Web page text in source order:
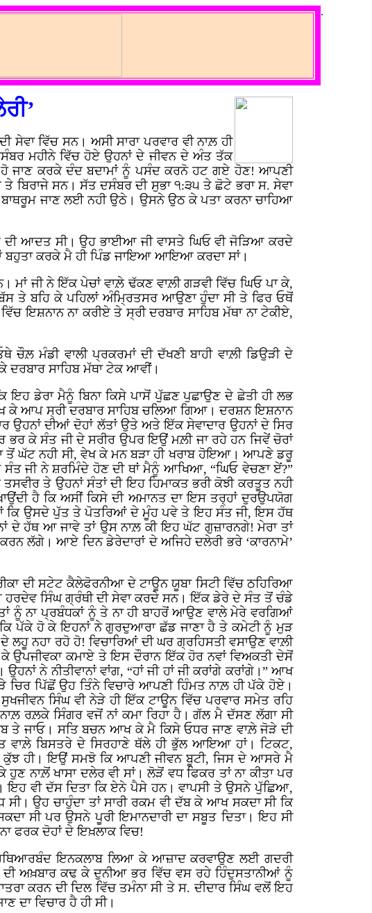
ਵਿੱਚ ਸਨ। ਅਸੀ ਸਾਰਾ ਪਰਵਾਰ ਵੀ ਨਾਲ਼ ਹੀ
ਮਹੀਨੇ ਵਿੱਚ ਹੋਏ ਉਹਨਾਂ ਦੇ ਜੀਵਨ ਦੇ ਅੰਤ ਤੱਕ
ਹੋ ਜਾਣ ਕਰਕੇ ਦੰਦ ਬਦਾਮਾਂ ਨੂੰ ਪਸੰਦ ਕਰਨੋ ਹਟ ਗਏ ਹੋਣ! ਆਪਣੀ
ਬਿਰਾਜੇ ਸਨ। ਸੱਤ ਦਸੰਬਰ ਦੀ ਸੁਭਾ ੧:੩੫ ਤੇ ਛੋਟੇ ਭਰਾ ਸ. ਸੇਵਾ
ਜਾਣ ਲਈ ਨਹੀ ਉਠੇ। ਉਸਨੇ ਉਠ ਕੇ ਪਤਾ ਕਰਨਾ ਚਾਹਿਆ
ਦੀ ਆਦਤ ਸੀ। ਉਹ ਭਾਈਆ ਜੀ ਵਾਸਤੇ ਘਿਓ ਵੀ ਜੋੜਿਆ ਕਰਦੇ
ਬਹੁਤਾ ਕਰਕੇ ਮੈ ਹੀ ਪਿੰਡ ਜਾਇਆ ਆਇਆ ਕਰਦਾ ਸਾਂ।
ਜੀ ਨੇ ਇੱਕ ਪੇਚਾਂ ਵਾਲ਼ੇ ਢੱਕਣ ਵਾਲ਼ੀ ਗੜਵੀ ਵਿੱਚ ਘਿਓ ਪਾ ਕੇ,
ਤੇ ਬਹਿ ਕੇ ਪਹਿਲਾਂ ਅੰਮ੍ਰਿਤਸਰ ਆਉਣਾ ਹੁੰਦਾ ਸੀ ਤੇ ਫਿਰ ਓਥੋਂ
ਇਸ਼ਨਾਨ ਨਾ ਕਰੀਏ ਤੇ ਸ੍ਰੀ ਦਰਬਾਰ ਸਾਹਿਬ ਮੱਥਾ ਨਾ ਟੇਕੀਏ,
ਚੌਲ਼ ਮੰਡੀ ਵਾਲੀ ਪ੍ਰਕਰਮਾਂ ਦੀ ਦੱਖਣੀ ਬਾਹੀ ਵਾਲ਼ੀ ਡਿਉੜੀ ਦੇ
ਦਰਬਾਰ ਸਾਹਿਬ ਮੱਥਾ ਟੇਕ ਆਵੀਂ।
ਡੇਰਾ ਮੈਨੂੰ ਬਿਨਾ ਕਿਸੇ ਪਾਸੋਂ ਪੁੱਛਣ ਪੁਛਾਉਣ ਦੇ ਛੇਤੀ ਹੀ ਲਭ
ਕੇ ਆਪ ਸ੍ਰੀ ਦਰਬਾਰ ਸਾਹਿਬ ਚਲਿਆ ਗਿਆ। ਦਰਸ਼ਨ ਇਸ਼ਨਾਨ
ਦੀਆਂ ਦੋਹਾਂ ਲੱਤਾਂ ਉਤੇ ਅਤੇ ਇੱਕ ਸੇਵਾਦਾਰ ਉਹਨਾਂ ਦੇ ਸਿਰ
ਕੇ ਸੰਤ ਜੀ ਦੇ ਸਰੀਰ ਉਪਰ ਇਉਂ ਮਲ਼ੀ ਜਾ ਰਹੇ ਹਨ ਜਿਵੇਂ ਚੋਰਾਂ
ਤੋਂ ਘੱਟ ਨਹੀ ਸੀ, ਵੇਖ ਕੇ ਮਨ ਬੜਾ ਹੀ ਖਰਾਬ ਹੋਇਆ। ਆਪਣੇ ਡਰੂ
ਜੀ ਨੇ ਸ਼ਰਮਿੰਦੇ ਹੋਣ ਦੀ ਥਾਂ ਮੈਨੂੰ ਆਖਿਆ, “ਘਿਓ ਵੇਚਣਾ ਏਂ?”
ਤੇ ਉਹਨਾਂ ਸੰਤਾਂ ਦੀ ਇਹ ਹਿਮਾਕਤ ਭਰੀ ਕੋਝੀ ਕਰਤੂਤ ਨਹੀ
ਹੈ ਕਿ ਅਸੀਂ ਕਿਸੇ ਦੀ ਅਮਾਨਤ ਦਾ ਇਸ ਤਰ੍ਹਾਂ ਦੁਰਉਪਯੋਗ
ਕਿ ਉਸਦੇ ਪੁੱਤ ਤੇ ਪੋਤਰਿਆਂ ਦੇ ਮੂੰਹ ਪਵੇ ਤੇ ਇਹ ਸੰਤ ਜੀ, ਇਸ ਹੱਥ
ਦੇ ਹੱਥ ਆ ਜਾਵੇ ਤਾਂ ਉਸ ਨਾਲ਼ ਕੀ ਇਹ ਘੱਟ ਗੁਜ਼ਾਰਨਗੇ! ਮੇਰਾ ਤਾਂ
ਲੱਗੇ। ਆਏ ਦਿਨ ਡੇਰੇਦਾਰਾਂ ਦੇ ਅਜਿਹੇ ਦਲੇਰੀ ਭਰੇ ‘ਕਾਰਨਾਮੇ’
ਦੀ ਸਟੇਟ ਕੈਲੇਫੋਰਨੀਆ ਦੇ ਟਾਊਨ ਯੂਬਾ ਸਿਟੀ ਵਿੱਚ ਠਹਿਰਿਆ
ਸਿੰਘ ਗ੍ਰੰਥੀ ਦੀ ਸੇਵਾ ਕਰਦੇ ਸਨ। ਇੱਕ ਡੇਰੇ ਦੇ ਸੰਤ ਤੋਂ ਚੰਡੇ
ਨੂੰ ਨਾ ਪ੍ਰਬੰਧਕਾਂ ਨੂੰ ਤੇ ਨਾ ਹੀ ਬਾਹਰੋਂ ਆਉਣ ਵਾਲੇ ਮੇਰੇ ਵਰਗਿਆਂ
ਪੱਕੇ ਹੋ ਕੇ ਇਹਨਾਂ ਨੇ ਗੁਰਦੁਆਰਾ ਛੱਡ ਜਾਣਾ ਹੈ ਤੇ ਕਮੇਟੀ ਨੂੰ ਮੁੜ
ਨਹਾ ਰਹੋ ਹੋ! ਵਿਚਾਰਿਆਂ ਦੀ ਘਰ ਗ੍ਰਹਿਸਤੀ ਵਸਾਉਣ ਵਾਲ਼ੀ
ਉਪਜੀਵਕਾ ਕਮਾਏ ਤੇ ਇਸ ਦੌਰਾਨ ਇੱਕ ਹੋਰ ਨਵਾਂ ਵਿਅਕਤੀ ਦੇਸੋਂ
ਨੇ ਨੀਤੀਵਾਨਾਂ ਵਾਂਗ, “ਹਾਂ ਜੀ ਹਾਂ ਜੀ ਕਰਾਂਗੇ ਕਰਾਂਗੇ।” ਆਖ
ਪਿੱਛੋਂ ਉਹ ਤਿੰਨੇ ਵਿਚਾਰੇ ਆਪਣੀ ਹਿੰਮਤ ਨਾਲ਼ ਹੀ ਪੱਕੇ ਹੋਏ।
ਸਿੰਘ ਵੀ ਨੇੜੇ ਹੀ ਇੱਕ ਟਾਊਨ ਵਿੱਚ ਪਰਵਾਰ ਸਮੇਤ ਰਹਿ
ਰਲ਼ਕੇ ਸਿੰਗਰ ਵਜੋਂ ਨਾਂ ਕਮਾ ਰਿਹਾ ਹੈ। ਗੱਲ ਮੈ ਦੱਸਣ ਲੱਗਾ ਸੀ
ਤੇ ਜਾਓ। ਸਤਿ ਬਚਨ ਆਖ ਕੇ ਮੈ ਕਿਸੇ ਓਧਰ ਜਾਣ ਵਾਲ਼ੇ ਜੋੜੇ ਦੀ
ਵਾਲ਼ੇ ਬਿਸਤਰੇ ਦੇ ਸਿਰਹਾਣੇ ਥੱਲੇ ਹੀ ਭੁੱਲ ਆਇਆ ਹਾਂ। ਟਿਕਟ,
ਕੁੱਝ ਹੀ। ਇਉਂ ਸਮਝੋ ਕਿ ਆਪਣੀ ਜੀਵਨ ਬੂਟੀ, ਜਿਸ ਦੇ ਆਸਰੇ ਮੈ
ਖਾਸਾ ਦਲੇਰ ਵੀ ਸਾਂ। ਲੋੜੋਂ ਵਧ ਫਿਕਰ ਤਾਂ ਨਾ ਕੀਤਾ ਪਰ
ਵੀ ਦੱਸ ਦਿਤਾ ਕਿ ਏਨੇ ਪੈਸੇ ਹਨ। ਵਾਪਸੀ ਤੇ ਉਸਨੇ ਪੁੱਛਿਆ,
ਉਹ ਚਾਹੁੰਦਾ ਤਾਂ ਸਾਰੀ ਰਕਮ ਵੀ ਦੱਬ ਕੇ ਆਖ ਸਕਦਾ ਸੀ ਕਿ
ਸੀ ਪਰ ਉਸਨੇ ਪੂਰੀ ਇਮਾਨਦਾਰੀ ਦਾ ਸਬੂਤ ਦਿਤਾ। ਇਹ ਸੀ
ਫਰਕ ਦੋਹਾਂ ਦੇ ਇਖ਼ਲਾਕ ਵਿਚ!
ਹਥਿਆਰਬੰਦ ਇਨਕਲਾਬ ਲਿਆ ਕੇ ਆਜ਼ਾਦ ਕਰਵਾਉਣ ਲਈ ਗਦਰੀ
ਦੀ ਅਖ਼ਬਾਰ ਕਢ ਕੇ ਦੁਨੀਆ ਭਰ ਵਿੱਚ ਵਸ ਰਹੇ ਹਿੰਦੁਸਤਾਨੀਆਂ ਨੂੰ
ਕਰਨ ਦੀ ਦਿਲ ਵਿੱਚ ਤਮੰਨਾ ਸੀ ਤੇ ਸ. ਦੀਦਾਰ ਸਿੰਘ ਵਲੋਂ ਇਹ
ਵਿਚਾਰ ਹੈ ਹੀ ਸੀ।
.